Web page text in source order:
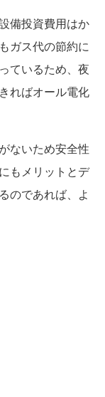
備投資費用はか
ガス代の節約に
ているため、夜
ればオール電化
ないため安全性
もメリットとデ
のであれば、よ